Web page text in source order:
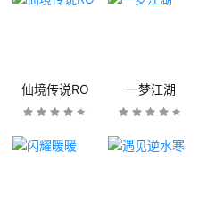
仙境传说RO 一梦江湖